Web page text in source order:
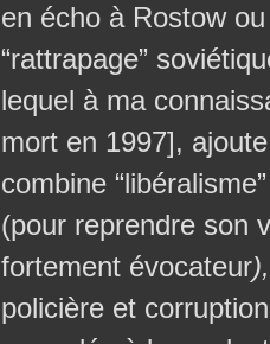
en écho à Rostow
“rattrapage”
lequel à ma
mort en 1997],
combine
(pour reprendre son
fortement évocateur
policière et